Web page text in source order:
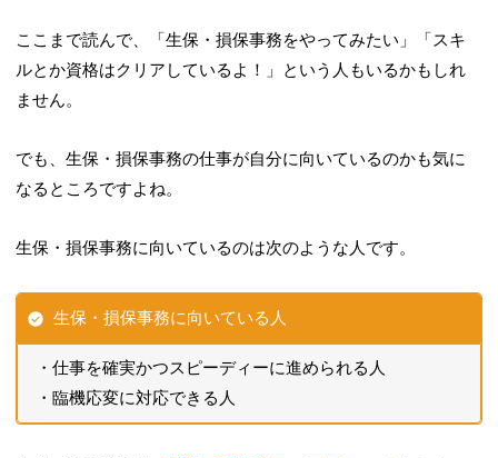
ここまで読んで、「生保・損保事務をやってみたい 」「 スキ
ルとか資格はクリアしているよ！
」という人もいるかもしれ
ません。
でも、生保・損保事務の仕事が自分に向いているのかも気に
なるところですよね。
生保・損保事務に向いているのは次のような人です。
生保・損保事務に向いている人
仕事を確実かつスピーディーに進められる人
臨機応変に対応できる人